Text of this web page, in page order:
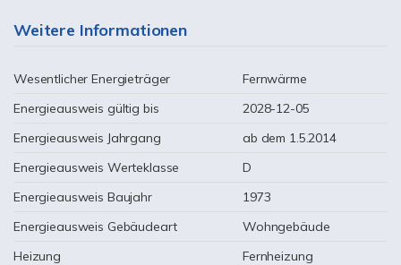
Weitere Informationen
Wesentlicher Energieträger
Fernwärme
Energieausweis gültig bis
2028-12-05
Energieausweis Jahrgang
ab dem 1.5.2014
Energieausweis Werteklasse
D
Energieausweis Baujahr
1973
Energieausweis Gebäudeart
Wohngebäude
Heizung
Fernheizung